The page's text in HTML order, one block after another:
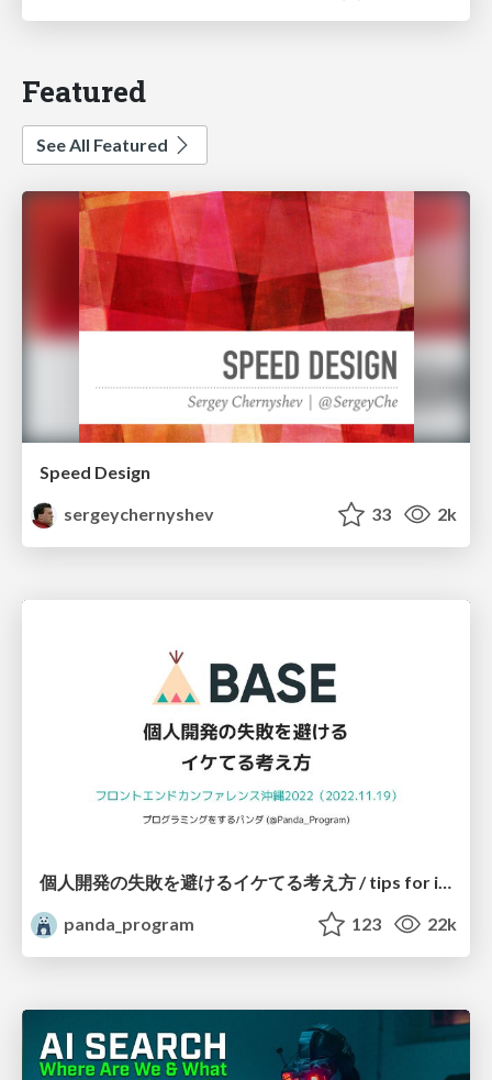
Featured
See All Featured
Speed Design
sergeychernyshev
33 2k
個人開発の失敗を避けるイケてる考え方 / tips for indie hackers
panda_program
123 22k